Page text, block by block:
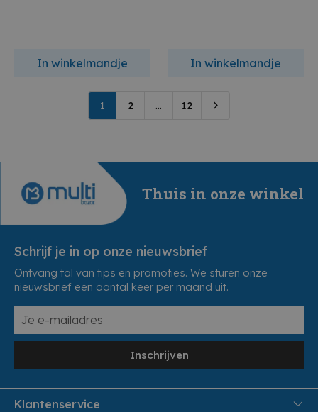
In winkelmandje In winkelmandje
1 2 ... 12
Thuis in onze winkel
Schrijf je in op onze nieuwsbrief
Ontvang tal van tips en promoties. We sturen onze
nieuwsbrief een aantal keer per maand uit.
Inschrijven
Klantenservice